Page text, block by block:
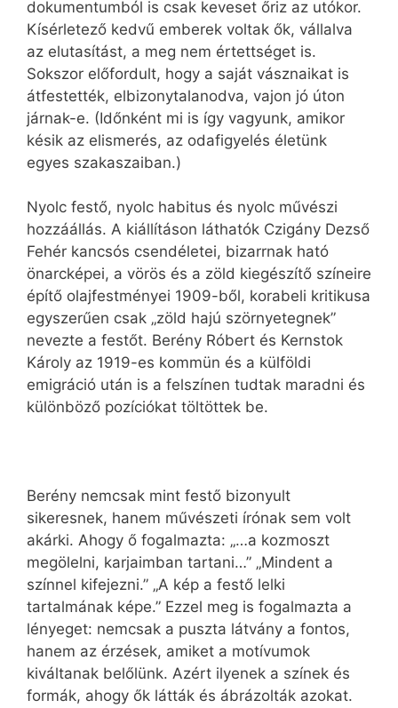
dokumentumból is csak keveset őriz az utókor.
Kísérletező kedvű emberek voltak ők, vállalva
az elutasítást, a meg nem értettséget is.
Sokszor előfordult, hogy a saját vásznaikat is
átfestették, elbizonytalanodva, vajon jó úton
járnak-e. (Időnként mi is így vagyunk, amikor
késik az elismerés, az odafigyelés életünk
egyes szakaszaiban.)
Nyolc festő, nyolc habitus és nyolc művészi
hozzáállás. A kiállításon láthatók Czigány Dezső
Fehér kancsós csendéletei, bizarrnak ható
önarcképei, a vörös és a zöld kiegészítő színeire
építő olajfestményei 1909-ből, korabeli kritikusa
egyszerűen csak „zöld hajú szörnyetegnek”
nevezte a festőt. Berény Róbert és Kernstok
Károly az 1919-es kommün és a külföldi
emigráció után is a felszínen tudtak maradni és
különböző pozíciókat töltöttek be.
Berény nemcsak mint festő bizonyult
sikeresnek, hanem művészeti írónak sem volt
akárki. Ahogy ő fogalmazta: „…a kozmoszt
megölelni, karjaimban tartani…” „Mindent a
színnel kifejezni.” „A kép a festő lelki
tartalmának képe.” Ezzel meg is fogalmazta a
lényeget: nemcsak a puszta látvány a fontos,
hanem az érzések, amiket a motívumok
kiváltanak belőlünk. Azért ilyenek a színek és
formák, ahogy ők látták és ábrázolták azokat.